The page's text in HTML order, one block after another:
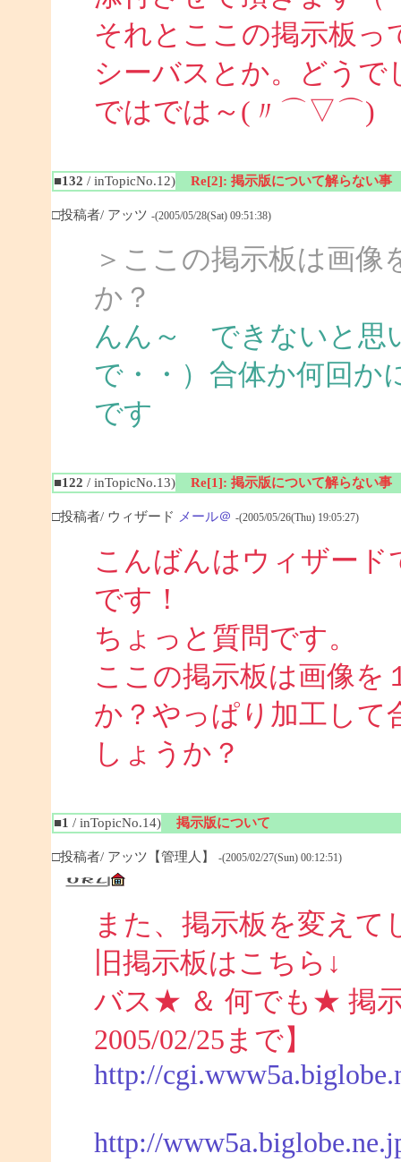
それとここの掲示板っ
シーバスとか。どうで
ではでは～(〃⌒▽⌒)
■132 / inTopicNo.12) Re[2]: 掲示版について解らない事
□投稿者/ アッツ -(2005/05/28(Sat) 09:51:38)
＞ここの掲示板は画
か？
んん～ できないと思
で・・）合体か何回か
です
■122 / inTopicNo.13) Re[1]: 掲示版について解らない事
□投稿者/ ウィザード メール＠ -(2005/05/26(Thu) 19:05:27)
こんばんはウィザード
です！
ちょっと質問です。
ここの掲示板は画像を
か？やっぱり加工して
しょうか？
■1 / inTopicNo.14) 掲示版について
□投稿者/ アッツ【管理人】 -(2005/02/27(Sun) 00:12:51)
また、掲示板を変えて
旧掲示板はこちら↓
バス★ ＆ 何でも★ 掲示
2005/02/25まで】
http://
http://